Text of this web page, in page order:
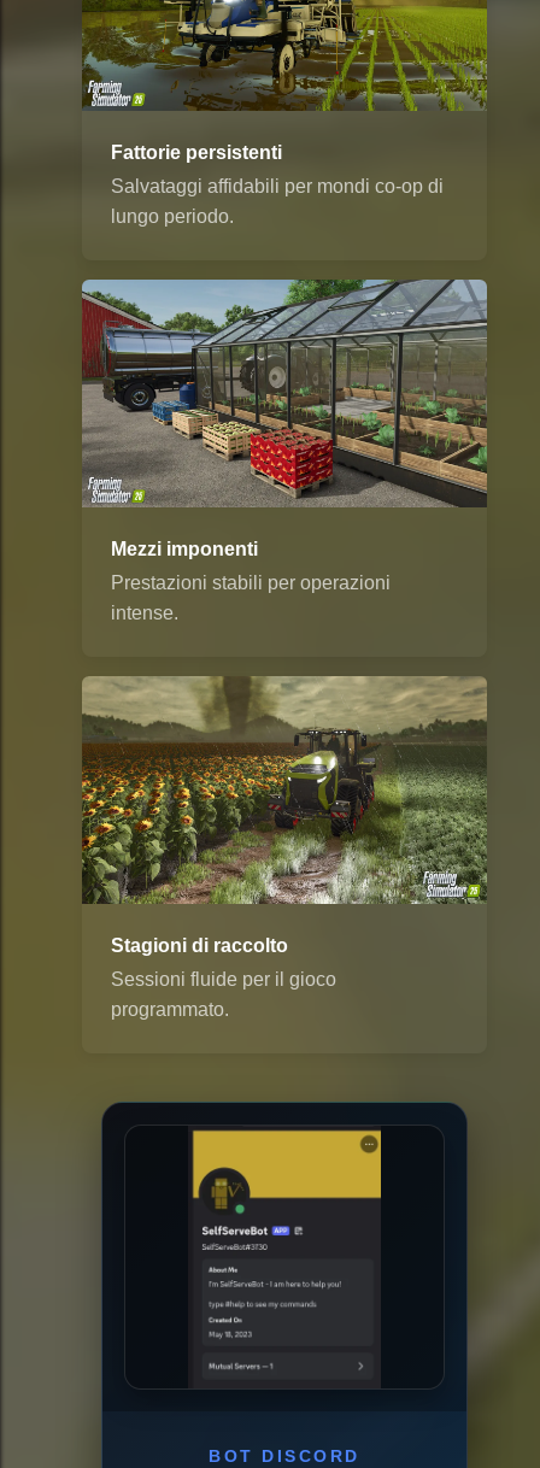
Fattorie persistenti
Salvataggi affidabili per mondi co-op di
lungo periodo.
Mezzi imponenti
Prestazioni stabili per operazioni
intense.
Stagioni di raccolto
Sessioni fluide per il gioco
programmato.
BOT DISCORD